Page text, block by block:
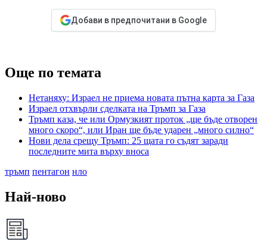
Добави в предпочитани в Google
Още по темата
Нетаняху: Израел не приема новата пътна карта за Газа
Израел отхвърли сделката на Тръмп за Газа
Тръмп каза, че или Ормузкият проток „ще бъде отворен
много скоро“, или Иран ще бъде ударен „много силно“
Нови дела срещу Тръмп: 25 щата го съдят заради
последните мита върху вноса
тръмп пентагон нло
Най-ново